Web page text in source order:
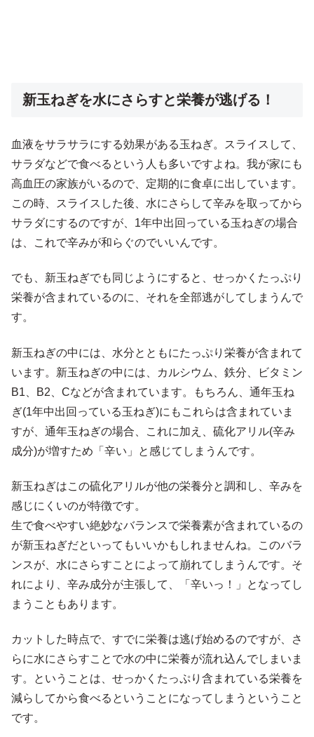
新玉ねぎを水にさらすと栄養が逃げる！
血液をサラサラにする効果がある玉ねぎ。スライスして、
サラダなどで食べるという人も多いですよね。我が家にも
高血圧の家族がいるので、定期的に食卓に出しています。
この時、スライスした後、水にさらして辛みを取ってから
サラダにするのですが、1年中出回っている玉ねぎの場合
は、これで辛みが和らぐのでいいんです。
でも、新玉ねぎでも同じようにすると、せっかくたっぷり
栄養が含まれているのに、それを全部逃がしてしまうんで
す。
新玉ねぎの中には、水分とともにたっぷり栄養が含まれて
います。新玉ねぎの中には、カルシウム、鉄分、ビタミン
B1、B2、Cなどが含まれています。もちろん、通年玉ね
ぎ(1年中出回っている玉ねぎ)にもこれらは含まれていま
すが、通年玉ねぎの場合、これに加え、硫化アリル(辛み
成分)が増すため「辛い」と感じてしまうんです。
新玉ねぎはこの硫化アリルが他の栄養分と調和し、辛みを
感じにくいのが特徴です。
生で食べやすい絶妙なバランスで栄養素が含まれているの
が新玉ねぎだといってもいいかもしれませんね。このバラ
ンスが、水にさらすことによって崩れてしまうんです。そ
れにより、辛み成分が主張して、「辛いっ！」となってし
まうこともあります。
カットした時点で、すでに栄養は逃げ始めるのですが、さ
らに水にさらすことで水の中に栄養が流れ込んでしまいま
す。ということは、せっかくたっぷり含まれている栄養を
減らしてから食べるということになってしまうということ
です。